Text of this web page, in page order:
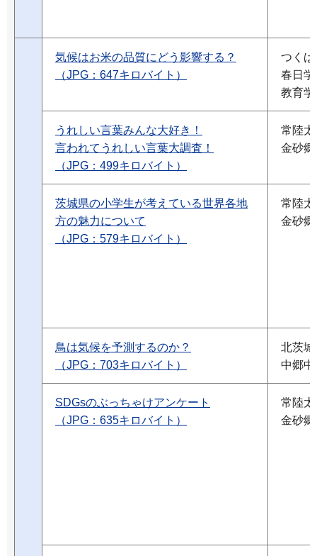
気候はお米の品質にどう影響する？
（JPG：647キロバイト）
つく
春日
教育学
うれしい言葉みんな大好き！
言われてうれしい言葉大調査！
（JPG：499キロバイト）
常陸
金砂
茨城県の小学生が考えている世界各地
方の魅力について
（JPG：579キロバイト）
常陸
金砂
鳥は気候を予測するのか？
（JPG：703キロバイト）
北茨
中郷
SDGsのぶっちゃけアンケート
（JPG：635キロバイト）
常陸
金砂